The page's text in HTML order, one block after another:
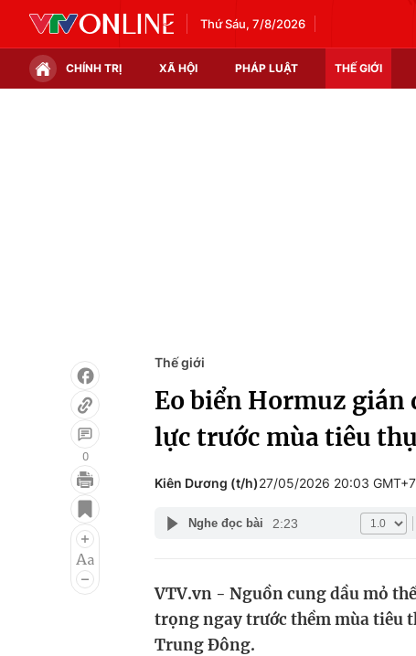
Thứ Sáu, 7/8/2026
CHÍNH TRỊ XÃ HỘI PHÁP LUẬT THẾ GIỚI
Điện ảnh
Âm nhạc
Du lịch
Chất lượng cuộc sống
0
Thế giới
Eo biển Hormuz gián
lực trước mùa tiêu
Kiên Dương (t/h)27/05/2026 20:03 GMT+7
Nghe đọc bài 2:23
VTV.vn - Nguồn cung dầu mỏ
trọng ngay trước thềm mùa tiêu
Trung Đông.